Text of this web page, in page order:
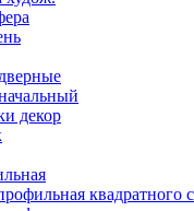
декор
квадратного